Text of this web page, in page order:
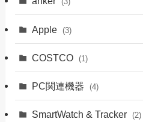
Apple (3)
COSTCO (1)
PC関連機器 (4)
SmartWatch & Tracker (2)